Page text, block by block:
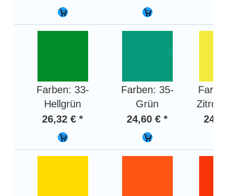
Farben: 33-
Hellgrün
26,32 € *
Farben: 35-
Grün
24,60 € *